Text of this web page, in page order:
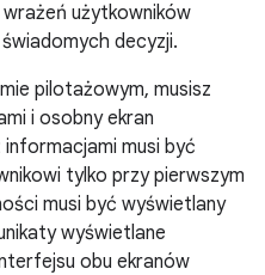
użytkowników
decyzji.
pilotażowym, musisz
i osobny ekran
musi być
tylko przy pierwszym
musi być wyświetlany
wyświetlane
obu ekranów